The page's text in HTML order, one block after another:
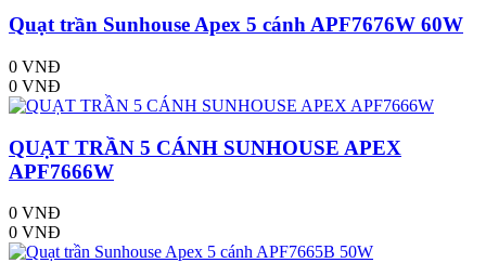
Quạt trần Sunhouse Apex 5 cánh APF7676W 60W
0 VNĐ
0 VNĐ
QUẠT TRẦN 5 CÁNH SUNHOUSE APEX
APF7666W
0 VNĐ
0 VNĐ